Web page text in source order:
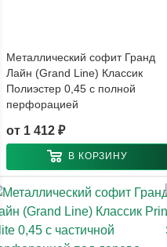
Металлический софит Гранд
Лайн (Grand Line) Классик
Полиэстер 0,45 с полной
перфорацией
от 1 412 ₽
В КОРЗИНУ